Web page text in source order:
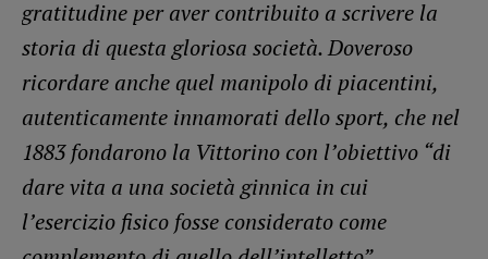
gratitudine per aver contribuito a scrivere la
storia di questa gloriosa società. Doveroso
ricordare anche quel manipolo di piacentini,
autenticamente innamorati dello sport, che nel
1883 fondarono la Vittorino con l’obiettivo “di
dare vita a una società ginnica in cui
l’esercizio fisico fosse considerato come